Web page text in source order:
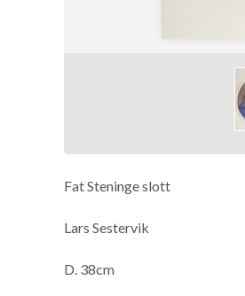
Fat Steninge slott
Lars Sestervik
D. 38cm